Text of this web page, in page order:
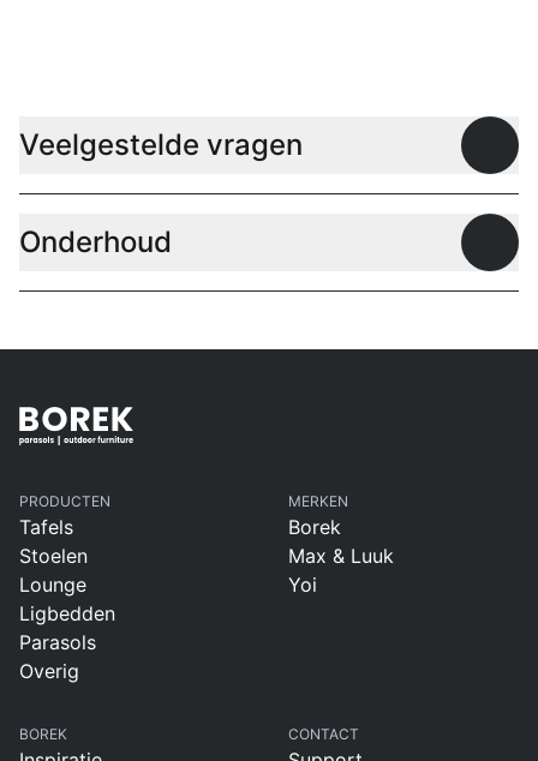
Veelgestelde vragen
Onderhoud
PRODUCTEN
Tafels
Stoelen
Lounge
Ligbedden
Parasols
Overig
MERKEN
Borek
Max & Luuk
Yoi
BOREK CONTACT